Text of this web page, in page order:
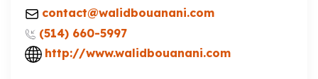
contact@walidbouanani.com
(514) 660-5997
http://www.walidbouanani.com